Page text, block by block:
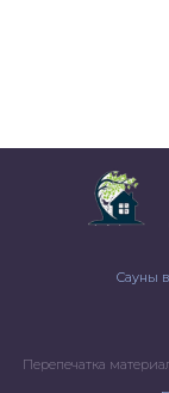
Сауны
Перепечатка